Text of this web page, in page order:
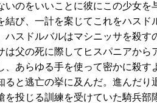
いのをいいことに彼にこの少女を
結び、一計を案じてこれをハスド
ハスドルバルはマシニッサを殺す
は父の死に際してヒスパニアから
あらゆる手を使って密かに殺す
と逃亡の挙に及んだ。進んだり
を投じる訓練を受けていた騎兵部